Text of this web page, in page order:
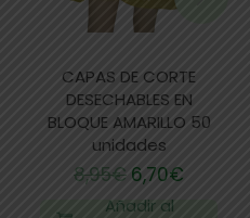
CAPAS DE CORTE
DESECHABLES EN
BLOQUE AMARILLO 50
unidades
8,95€ 6,70€
Añadir al